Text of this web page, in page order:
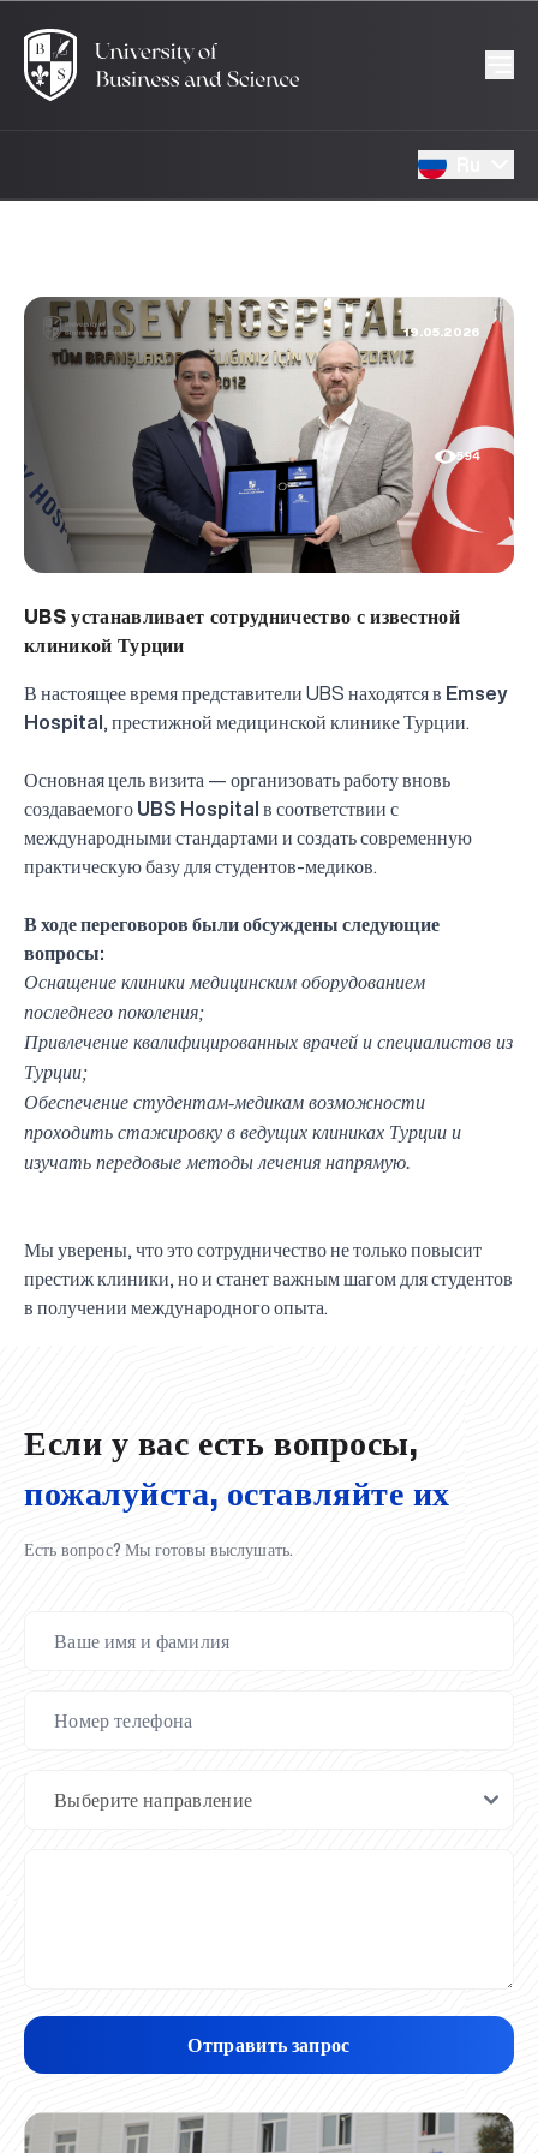
19.05.2026
594
UBS устанавливает сотрудничество с известной
клиникой Турции
В настоящее время представители UBS находятся в Emsey
Hospital , престижной медицинской клинике Турции.
Основная цель визита — организовать работу вновь
создаваемого UBS Hospital в соответствии с
международными стандартами и создать современную
практическую базу для студентов-медиков.
В ходе переговоров были обсуждены следующие
вопросы:
Оснащение клиники медицинским оборудованием
последнего поколения;
Привлечение квалифицированных врачей и специалистов из
Турции;
Обеспечение студентам-медикам возможности
проходить стажировку в ведущих клиниках Турции и
изучать передовые методы лечения напрямую.
Мы уверены, что это сотрудничество не только повысит
престиж клиники, но и станет важным шагом для студентов
в получении международного опыта.
UBS professori "Yangi O‘zbekiston yosh olimlari"
qatoridan joy oldi!
Вышел новый номер нашей любимой газеты «UBS
Xabarnomasi»!
Анализ деятельности UBS и планы на перспективу
Преподаватели UBS повысили квалификацию в
Кыргызстане
Вперёд к победе, Узбекистан!
НАЗНАЧЕНИЕ
UBS в средствах массовой информации
UBS и выпускники университета удостоены наград
хокимията области
Хотите вывести изучение языка на новый уровень?
Inson kapitaliga yo‘naltirilgan investitsiya — Yangi
O‘zbekiston taraqqiyotining eng muhim tayanchi
Если у вас есть вопросы,
пожалуйста, оставляйте их
Есть вопрос? Мы готовы выслушать.
Отправить запрос